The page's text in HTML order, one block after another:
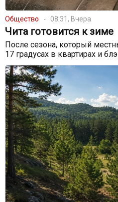
Общество 08:31, Вчера
Чита готовится к зиме
После сезона, который
17 градусах в квартирах и